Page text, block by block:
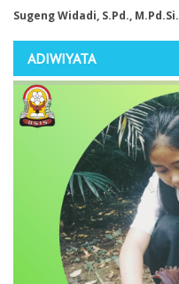
Sugeng Widadi, S.Pd., M.Pd.Si.
ADIWIYATA